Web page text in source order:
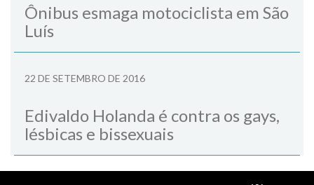
Ônibus esmaga motociclista em São
Luís
22 DE SETEMBRO DE 2016
Edivaldo Holanda é contra os gays,
lésbicas e bissexuais